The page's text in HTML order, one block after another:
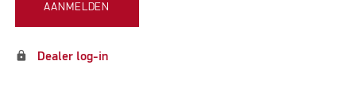
AANMELDEN
lock Dealer log-in